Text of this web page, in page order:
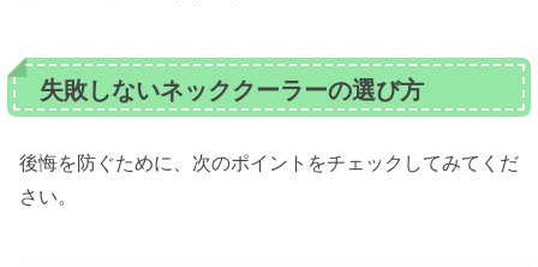
失敗しないネッククーラーの選び方
後悔を防ぐために、次のポイントをチェックしてみてくだ
さい。